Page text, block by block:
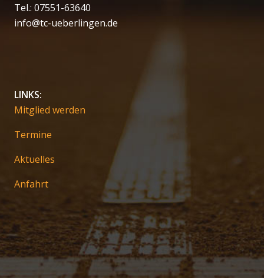
Tel.: 07551-63640
info@tc-ueberlingen.de
LINKS:
Mitglied werden
Termine
Aktuelles
Anfahrt